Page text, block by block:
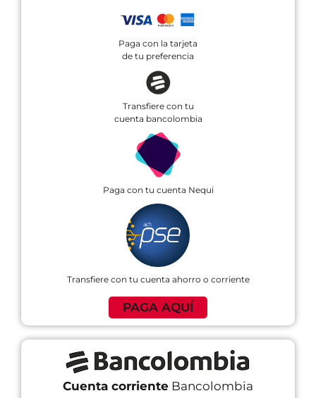
Paga con la tarjeta
de tu preferencia
Transfiere con tu
cuenta bancolombia
Paga con tu cuenta Nequi
Transfiere con tu cuenta ahorro o corriente
PAGA AQUÍ
Cuenta corriente Bancolombia